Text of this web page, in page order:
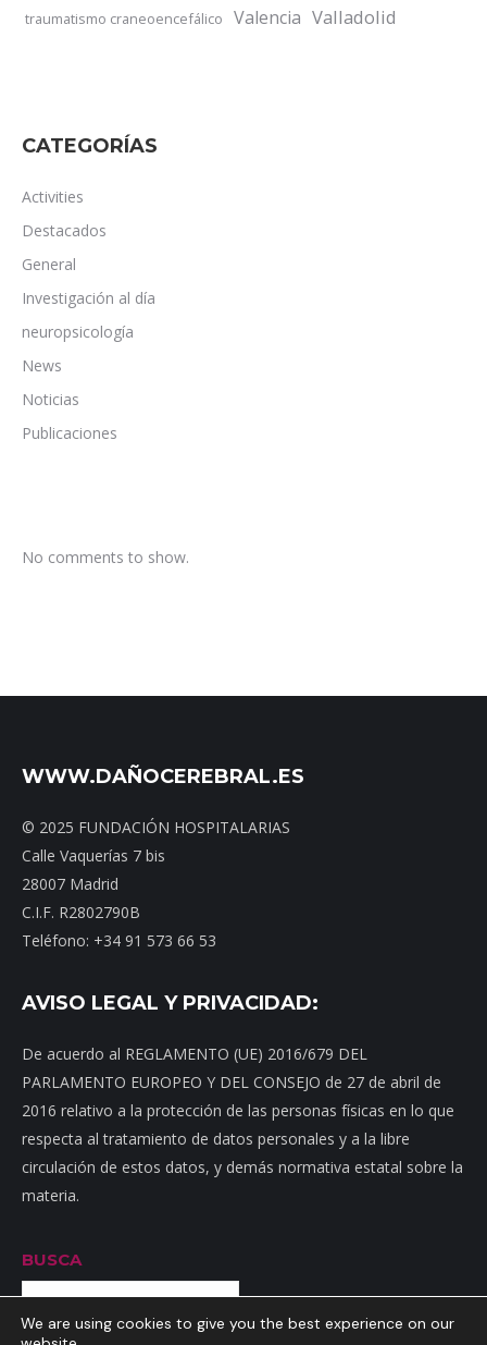
traumatismo craneoencefálico Valencia Valladolid
CATEGORÍAS
Activities
Destacados
General
Investigación al día
neuropsicología
News
Noticias
Publicaciones
No comments to show.
WWW.DAÑOCEREBRAL.ES
© 2025 FUNDACIÓN HOSPITALARIAS
Calle Vaquerías 7 bis
28007 Madrid
C.I.F. R2802790B
Teléfono: +34 91 573 66 53
AVISO LEGAL Y PRIVACIDAD:
De acuerdo al REGLAMENTO (UE) 2016/679 DEL
PARLAMENTO EUROPEO Y DEL CONSEJO de 27 de abril de
2016 relativo a la protección de las personas físicas en lo que
respecta al tratamiento de datos personales y a la libre
circulación de estos datos, y demás normativa estatal sobre la
materia.
BUSCA
Buscar
We are using cookies to give you the best experience on our